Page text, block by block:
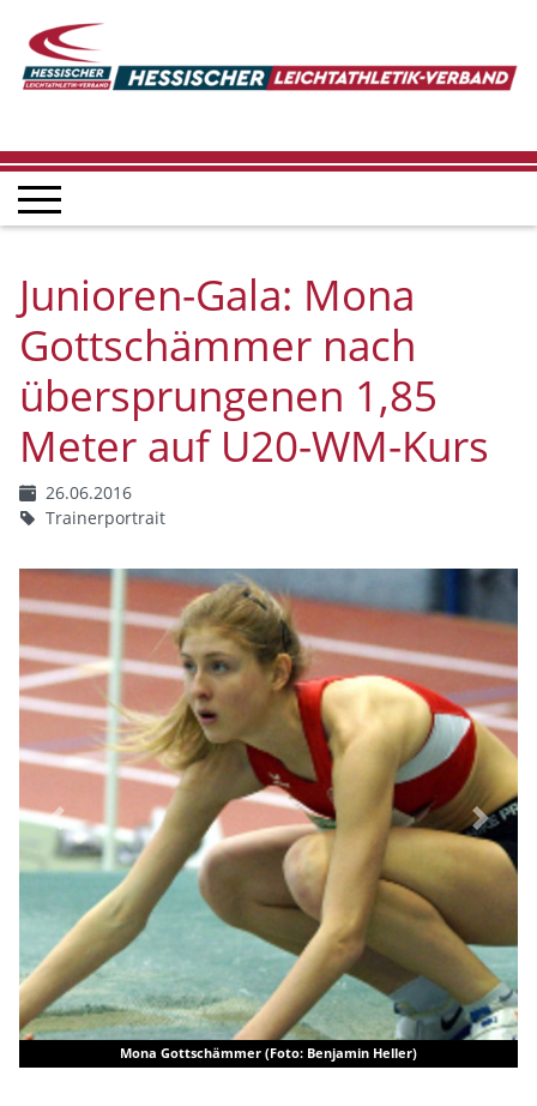
Junioren-Gala: Mona
Gottschämmer nach
übersprungenen 1,85
Meter auf U20-WM-Kurs
26.06.2016
Trainerportrait
Mona Gottschämmer (Foto: Benjamin Heller)
Previous Next